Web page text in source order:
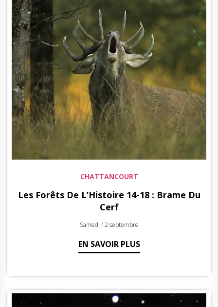
CHATTANCOURT
Les Forêts De L’Histoire 14-18 : Brame Du
Cerf
Samedi 12 septembre
EN SAVOIR PLUS